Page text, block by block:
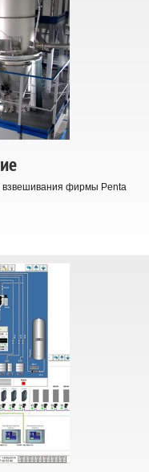
взвешивания фирмы Penta